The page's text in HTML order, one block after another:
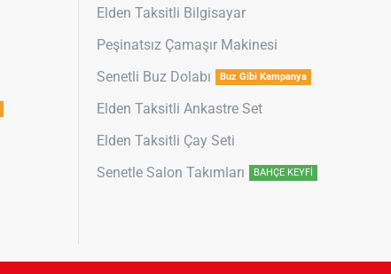
Elden Taksitli Bilgisayar
Peşinatsız Çamaşır Makinesi
Senetli Buz Dolabı
Buz Gibi Kampanya
Elden Taksitli Ankastre Set
Elden Taksitli Çay Seti
Senetle Salon Takımları
BAHÇE KEYFİ